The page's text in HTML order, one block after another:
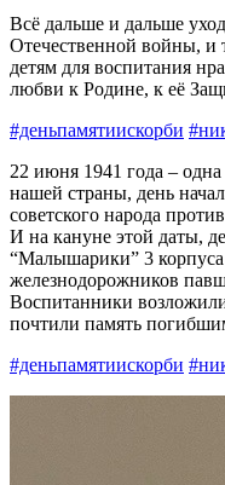
Всё дальше и дальше
Отечественной войны, и
детям для воспитания
любви к Родине, к её
#деньпамятиискорби
22 июня 1941 года –
нашей страны, день
советского народа
И на кануне этой даты,
“Малышарики” 3
железнодорожников
Воспитанники
почтили память
#деньпамятиискорби